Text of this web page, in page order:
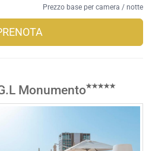
Prezzo base per camera / notte
Monumento